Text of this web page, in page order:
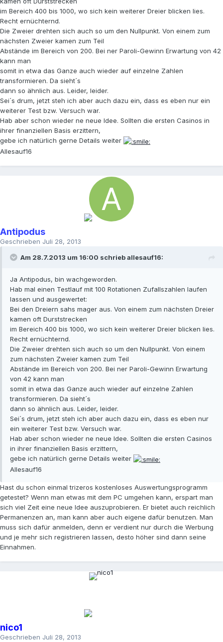
im Bereich 400 bis 1000, wo sich kein weiterer Dreier blicken lies.
Recht ernüchternd.
Die Zweier drehten sich auch so um den Nullpunkt. Von einem zum
nächsten Zweier kamen zum Teil
Abstände im Bereich von 200. Bei ner Paroli-Gewinn Erwartung von 42
kann man
somit in etwa das Ganze auch wieder auf einzelne Zahlen
transformieren. Da sieht´s
dann so ähnlich aus. Leider, leider.
Sei´s drum, jetzt steh ich aber auch dazu ein, dass es eben nur ein
weiterer Test bzw. Versuch war.
Hab aber schon wieder ne neue Idee. Sollten die ersten Casinos in
ihrer finanziellen Basis erzittern,
gebe ich natürlich gerne Details weiter
Allesauf16
Antipodus
Geschrieben Juli 28, 2013
Am 28.7.2013 um 16:00 schrieb allesauf16:
Ja Antipodus, bin wachgeworden.
Hab mal einen Testlauf mit 100 Rotationen Zufallszahlen laufen
lassen und ausgewertet:
Bei den Dreiern sahs mager aus. Von einem zum nächsten Dreier
kamen oft Durststrecken
im Bereich 400 bis 1000, wo sich kein weiterer Dreier blicken lies.
Recht ernüchternd.
Die Zweier drehten sich auch so um den Nullpunkt. Von einem
zum nächsten Zweier kamen zum Teil
Abstände im Bereich von 200. Bei ner Paroli-Gewinn Erwartung
von 42 kann man
somit in etwa das Ganze auch wieder auf einzelne Zahlen
transformieren. Da sieht´s
dann so ähnlich aus. Leider, leider.
Sei´s drum, jetzt steh ich aber auch dazu ein, dass es eben nur
ein weiterer Test bzw. Versuch war.
Hab aber schon wieder ne neue Idee. Sollten die ersten Casinos
in ihrer finanziellen Basis erzittern,
gebe ich natürlich gerne Details weiter
Allesauf16
Hast du schon einmal trizeros kostenloses Auswertungsprogramm
getestet? Wenn man etwas mit dem PC umgehen kann, erspart man
sich viel Zeit eine neue Idee auszuprobieren. Er bietet auch reichlich
Permanenzen an, man kann aber auch eigene dafür benutzen. Man
muss sich dafür anmelden, denn er verdient nur durch die Werbung
und je mehr sich registrieren lassen, desto höher sind dann seine
Einnahmen.
nico1
Geschrieben Juli 28, 2013